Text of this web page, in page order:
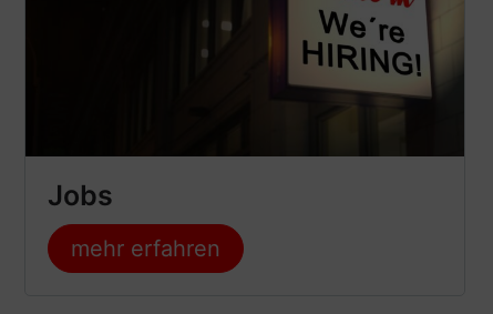
Jobs
mehr erfahren